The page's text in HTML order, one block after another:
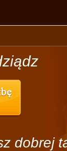
dobrej